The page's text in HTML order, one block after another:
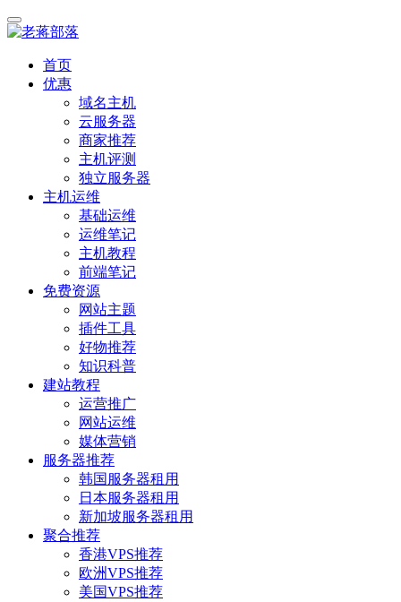
首页
优惠
域名主机
云服务器
商家推荐
主机评测
独立服务器
主机运维
基础运维
运维笔记
主机教程
前端笔记
免费资源
网站主题
插件工具
好物推荐
知识科普
建站教程
运营推广
网站运维
媒体营销
服务器推荐
韩国服务器租用
日本服务器租用
新加坡服务器租用
聚合推荐
香港VPS推荐
欧洲VPS推荐
美国VPS推荐